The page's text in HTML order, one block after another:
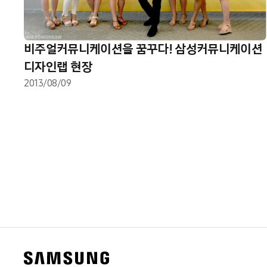
비주얼커뮤니케이션을 꿈꾸다! 삼성커뮤니케이션
디자인랩 현장
2013/08/09